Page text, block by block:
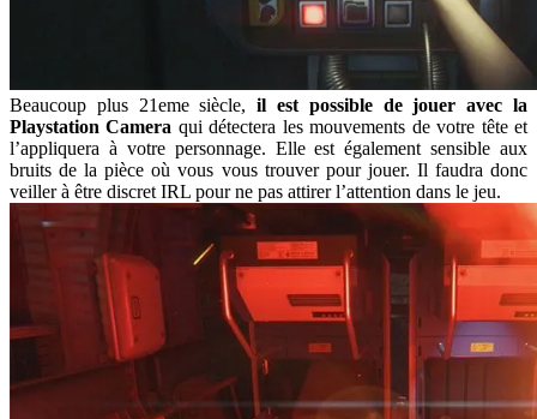
Beaucoup plus 21eme siècle, il est possible de jouer avec la
Playstation Camera qui détectera les mouvements de votre tête et
l’appliquera à votre personnage. Elle est également sensible aux
bruits de la pièce où vous vous trouver pour jouer. Il faudra donc
veiller à être discret IRL pour ne pas attirer l’attention dans le jeu.